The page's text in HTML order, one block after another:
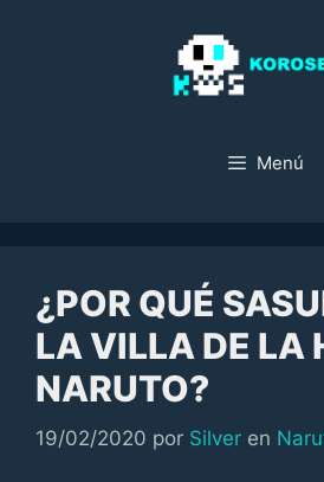
Menú
¿POR QUÉ
LA VILLA DE LA
NARUTO?
19/02/2020 por Silver en